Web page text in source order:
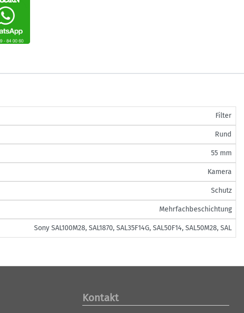
Filter
Rund
55 mm
Kamera
Schutz
Mehrfachbeschichtung
Sony SAL100M28, SAL1870, SAL35F14G, SAL50F14, SAL50M28, SAL
Kontakt